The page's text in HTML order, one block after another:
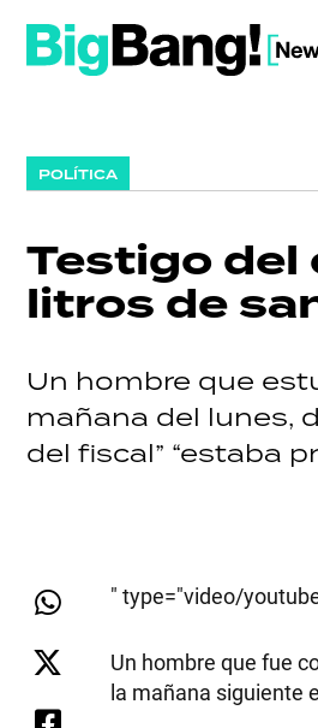
POLÍTICA
Testigo del
litros de
Un hombre que
mañana del lunes,
del fiscal” “estaba
" type="video/
Un hombre que fue
la mañana siguiente